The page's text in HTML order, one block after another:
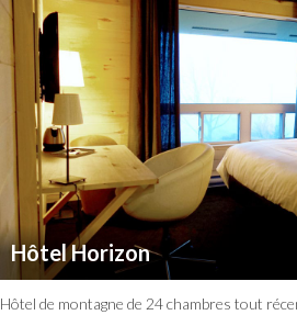
Hôtel Horizon
Hôtel de montagne de 24 chambres tout